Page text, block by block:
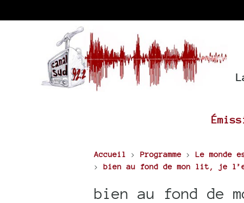
Accueil > Programme > Le monde
> bien au fond de mon lit, je
bien au fond de